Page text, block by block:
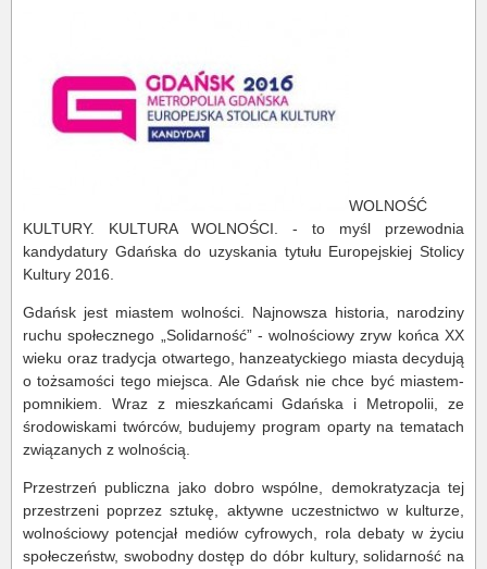
WOLNOŚĆ
KULTURY. KULTURA WOLNOŚCI. - to myśl przewodnia
kandydatury Gdańska do uzyskania tytułu Europejskiej Stolicy
Kultury 2016.
Gdańsk jest miastem wolności. Najnowsza historia, narodziny
ruchu społecznego „Solidarność” - wolnościowy zryw końca XX
wieku oraz tradycja otwartego, hanzeatyckiego miasta decydują
o tożsamości tego miejsca. Ale Gdańsk nie chce być miastem-
pomnikiem. Wraz z mieszkańcami Gdańska i Metropolii, ze
środowiskami twórców, budujemy program oparty na tematach
związanych z wolnością.
Przestrzeń publiczna jako dobro wspólne, demokratyzacja tej
przestrzeni poprzez sztukę, aktywne uczestnictwo w kulturze,
wolnościowy potencjał mediów cyfrowych, rola debaty w życiu
społeczeństw, swobodny dostęp do dóbr kultury, solidarność na